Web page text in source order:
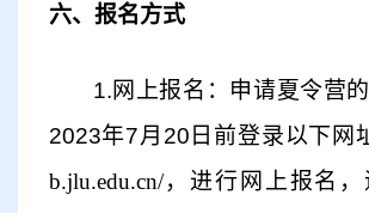
六、报名方式
1.网上报名：申请夏令营
2023年7月 20 日前登录以下网
b.jlu.edu.cn/，进行网上报名